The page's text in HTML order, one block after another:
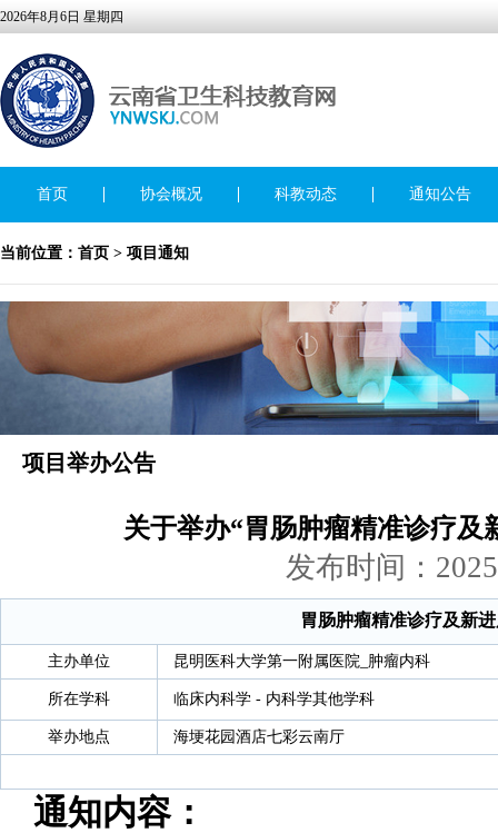
2026年8月6日 星期四
首页 协会概况 科教动态 通知公告
当前位置： 首页 > 项目通知
项目举办公告
关于举办“胃肠肿瘤精准诊疗及
发布时间：
胃肠肿瘤精准诊疗及新
主办单位 昆明医科大学第一附属医院_肿瘤内科
所在学科 临床内科学 - 内科学其他学科
举办地点 海埂花园酒店七彩云南厅
通知内容：